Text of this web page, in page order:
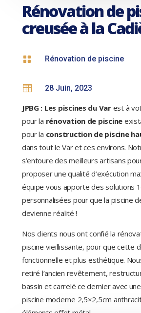
Rénovation de
creusée à la
 Rénovation de piscine
 28 Juin, 2023
JPBG : Les piscines du Varest à
pour la rénovation de piscine
pour la construction de piscine
dans tout le Var et ces environs.
s’entoure des meilleurs artisans
proposer une qualité d’exécution
équipe vous apporte des solutions
personnalisées pour que la piscine
devienne réalité !
Nos clients nous ont confié la
piscine vieillissante, pour que cette
fonctionnelle et plus esthétique.
retiré l’ancien revêtement,
bassin et carrelé ce dernier avec
piscine moderne 2,5×2,5cm